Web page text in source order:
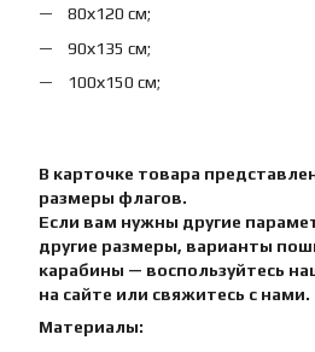
80х120 см;
90х135 см;
100х150 см;
В карточке товара
размеры флагов.
Если вам нужны другие
другие размеры, варианты
карабины — воспользуйтесь
на сайте или свяжитесь с нами.
Материалы: